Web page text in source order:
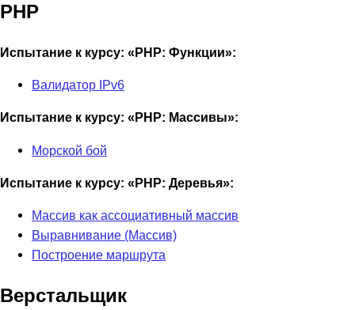
PHP
Испытание к курсу: «PHP: Функции»:
Валидатор IPv6
Испытание к курсу: «PHP: Массивы»:
Морской бой
Испытание к курсу: «PHP: Деревья»:
Массив как ассоциативный массив
Выравнивание (Массив)
Построение маршрута
Верстальщик